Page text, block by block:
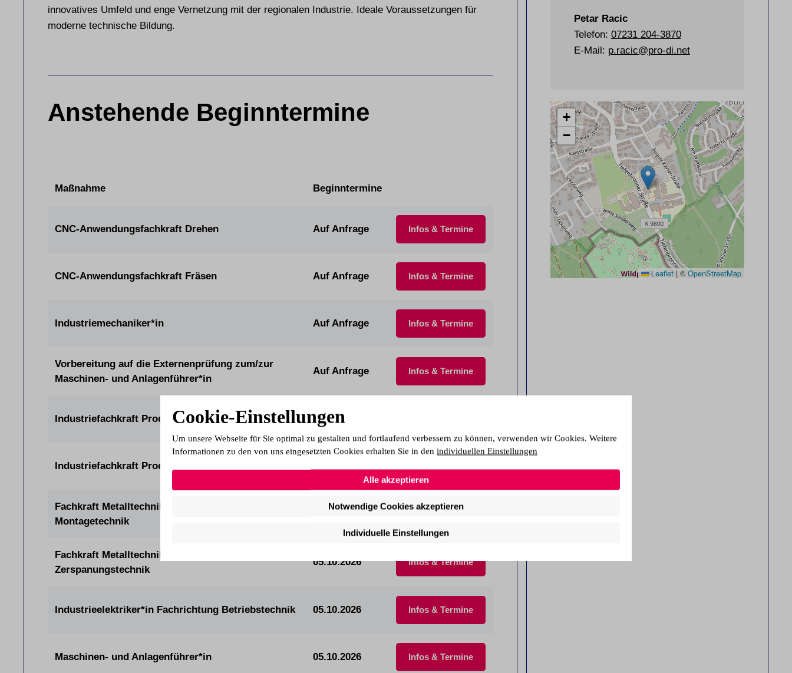
innovatives Umfeld und enge Vernetzung mit der regionalen Industrie. Ideale Voraussetzungen für
moderne technische Bildung.
Anstehende Beginntermine
Maßnahme Beginntermine
CNC-Anwendungsfachkraft Drehen Auf Anfrage Infos & Termine
CNC-Anwendungsfachkraft Fräsen Auf Anfrage Infos & Termine
Industriemechaniker*in Auf Anfrage Infos & Termine
Vorbereitung auf die Externenprüfung zum/zur
Maschinen- und Anlagenführer*in
Auf Anfrage Infos & Termine
Industriefachkraft Produktion Mechatronik (IHK) 01.09.2026
Industriefachkraft Produktion Metall (IHK)
Fachkraft Metalltechnik Fachrichtung
Montagetechnik
05.10.2026 Infos & Termine
Fachkraft Metalltechnik Fachrichtung
Zerspanungstechnik
05.10.2026 Infos & Termine
Industrieelektriker*in Fachrichtung Betriebstechnik 05.10.2026 Infos & Termine
Maschinen- und Anlagenführer*in 05.10.2026 Infos & Termine
Petar Racic
Telefon: 07231204-3870
E-Mail: p.racic@pro-di.net
+
−
Leaflet |©OpenStreetMap
Cookie-Einstellungen
Um unsere Webseite für Sie optimal zu gestalten und fortlaufend verbessern zu können, verwenden wir Cookies. Weitere
Informationen zu den von uns eingesetzten Cookies erhalten Sie in den individuellen Einstellungen
Alle akzeptieren
Notwendige Cookies akzeptieren
Individuelle Einstellungen